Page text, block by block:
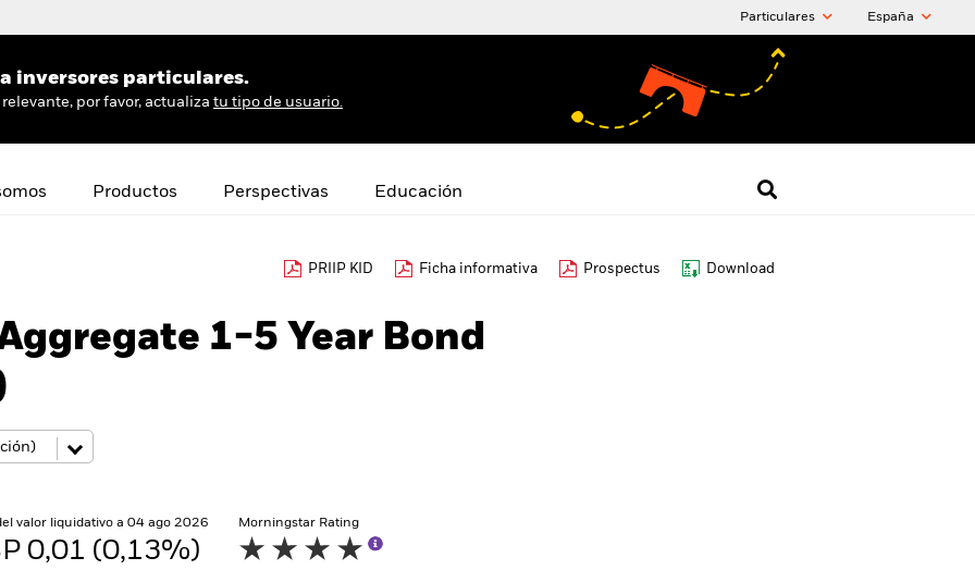
Particulares España
inversores particulares.
por favor, actualiza tu tipo de usuario.
Productos Perspectivas Educación
PRIIP KID Ficha informativa Prospectus Download
1-5 Year Bond
valor liquidativo a 04 ago 2026
0,01 (0,13%)
Morningstar Rating